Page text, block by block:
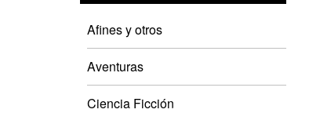
Afines y otros
Aventuras
Ciencia Ficción